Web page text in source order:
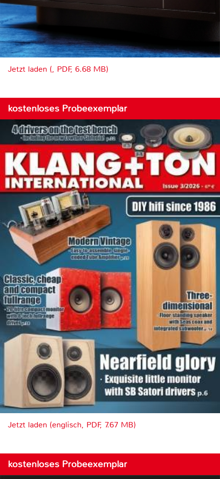
Jetzt laden (, PDF, 6.68 MB)
kostenloses Probeexemplar
Jetzt laden (englisch, PDF, 7.67 MB)
kostenloses Probeexemplar